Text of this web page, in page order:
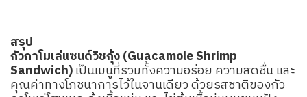
สรุป
กัวกาโมเล่แซนด์วิชกุ้ง (Guacamole Shrimp
Sandwich)เป็นเมนูที่รวมทั้งความอร่อย ความสดชื่น และ
คุณค่าทางโภชนาการไว้ในจานเดียว ด้วยรสชาติของกัว